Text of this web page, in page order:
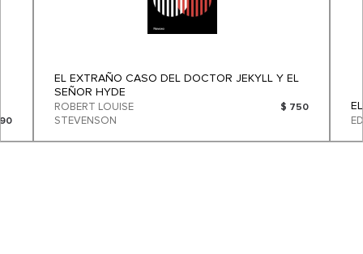
EL EXTRAÑO CASO DEL DOCTOR JEKYLL Y EL
SEÑOR HYDE
ROBERT LOUISE
STEVENSON
$ 750